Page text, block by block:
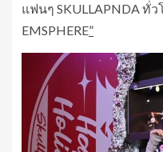
แฟนๆ SKULLAPNDA ทั่
EMSPHERE”